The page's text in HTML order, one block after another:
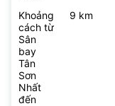
Khoảng
cách từ
Sân
bay
Tân
Sơn
Nhất
đến
9 km